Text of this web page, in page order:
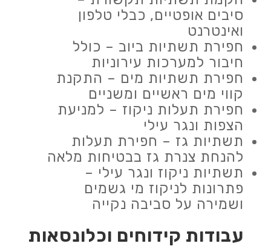
סיבים אופטיים, כבלי טלפון
ואינטרנט
חפירת תשתיות ביוב – כולל
חיבור למערכות עירוניות
חפירת תשתיות מים – התקנת
קווי מים ראשיים ומשניים
חפירת תעלות ניקוז – למניעת
הצפות ונגר עילי
תשתיות גז – חפירת תעלות
להנחת צנרת גז בבטיחות מלאה
תשתיות ניקוז ונגר עילי –
פתרונות לניקוז מי גשמים
ושמירה על סביבה נקייה
עבודות קידוחים וכלונסאות